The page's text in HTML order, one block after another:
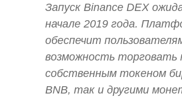
Запуск Binance DEX
начале 2019 года.
обеспечит
возможность торговать
собственным токеном
BNB, так и другими